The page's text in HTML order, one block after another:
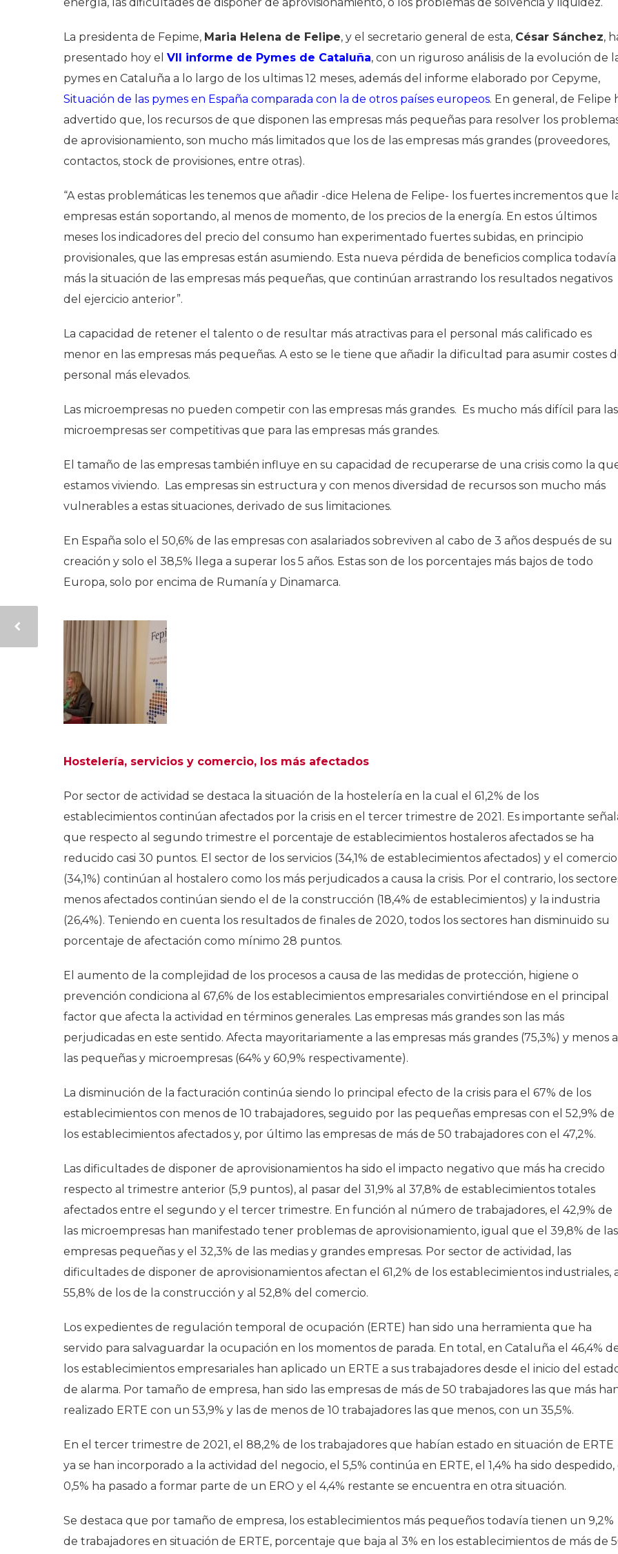
La presidenta de Fepime, Maria Helena de Felipe, y el secretario general de esta, César Sánchez,
presentado hoy el VII informe de Pymes de Cataluña, con un riguroso análisis de la evolución de
pymes en Cataluña a lo largo de los ultimas 12 meses, además del informe elaborado por Cepyme,
Situación de las pymes en España comparada con la de otros países europeos. En general, de Felipe
advertido que, los recursos de que disponen las empresas más pequeñas para resolver los
de aprovisionamiento, son mucho más limitados que los de las empresas más grandes (proveedores,
contactos, stock de provisiones, entre otras).
“A estas problemáticas les tenemos que añadir -dice Helena de Felipe- los fuertes incrementos que
empresas están soportando, al menos de momento, de los precios de la energía. En estos últimos
meses los indicadores del precio del consumo han experimentado fuertes subidas, en principio
provisionales, que las empresas están asumiendo. Esta nueva pérdida de beneficios complica todavía
más la situación de las empresas más pequeñas, que continúan arrastrando los resultados negativos
del ejercicio anterior”.
La capacidad de retener el talento o de resultar más atractivas para el personal más calificado es
menor en las empresas más pequeñas. A esto se le tiene que añadir la dificultad para asumir costes
personal más elevados.
Las microempresas no pueden competir con las empresas más grandes. Es mucho más difícil para las
microempresas ser competitivas que para las empresas más grandes.
El tamaño de las empresas también influye en su capacidad de recuperarse de una crisis como la
estamos viviendo. Las empresas sin estructura y con menos diversidad de recursos son mucho más
vulnerables a estas situaciones, derivado de sus limitaciones.
En España solo el 50,6% de las empresas con asalariados sobreviven al cabo de 3 años después de su
creación y solo el 38,5% llega a superar los 5 años. Estas son de los porcentajes más bajos de todo
Europa, solo por encima de Rumanía y Dinamarca.
Hostelería, servicios y comercio, los más afectados
Por sector de actividad se destaca la situación de la hostelería en la cual el 61,2% de los
establecimientos continúan afectados por la crisis en el tercer trimestre de 2021. Es importante
que respecto al segundo trimestre el porcentaje de establecimientos hostaleros afectados se ha
reducido casi 30 puntos. El sector de los servicios (34,1% de establecimientos afectados) y el comercio
(34,1%) continúan al hostalero como los más perjudicados a causa la crisis. Por el contrario, los
menos afectados continúan siendo el de la construcción (18,4% de establecimientos) y la industria
(26,4%). Teniendo en cuenta los resultados de finales de 2020, todos los sectores han disminuido su
porcentaje de afectación como mínimo 28 puntos.
El aumento de la complejidad de los procesos a causa de las medidas de protección, higiene o
prevención condiciona al 67,6% de los establecimientos empresariales convirtiéndose en el principal
factor que afecta la actividad en términos generales. Las empresas más grandes son las más
perjudicadas en este sentido. Afecta mayoritariamente a las empresas más grandes (75,3%) y menos a
las pequeñas y microempresas (64% y 60,9% respectivamente).
La disminución de la facturación continúa siendo lo principal efecto de la crisis para el 67% de los
establecimientos con menos de 10 trabajadores, seguido por las pequeñas empresas con el 52,9% de
los establecimientos afectados y, por último las empresas de más de 50 trabajadores con el 47,2%.
Las dificultades de disponer de aprovisionamientos ha sido el impacto negativo que más ha crecido
respecto al trimestre anterior (5,9 puntos), al pasar del 31,9% al 37,8% de establecimientos totales
afectados entre el segundo y el tercer trimestre. En función al número de trabajadores, el 42,9% de
las microempresas han manifestado tener problemas de aprovisionamiento, igual que el 39,8% de las
empresas pequeñas y el 32,3% de las medias y grandes empresas. Por sector de actividad, las
dificultades de disponer de aprovisionamientos afectan el 61,2% de los establecimientos industriales,
55,8% de los de la construcción y al 52,8% del comercio.
Los expedientes de regulación temporal de ocupación (ERTE) han sido una herramienta que ha
servido para salvaguardar la ocupación en los momentos de parada. En total, en Cataluña el 46,4%
los establecimientos empresariales han aplicado un ERTE a sus trabajadores desde el inicio del
de alarma. Por tamaño de empresa, han sido las empresas de más de 50 trabajadores las que más
realizado ERTE con un 53,9% y las de menos de 10 trabajadores las que menos, con un 35,5%.
En el tercer trimestre de 2021, el 88,2% de los trabajadores que habían estado en situación de ERTE
ya se han incorporado a la actividad del negocio, el 5,5% continúa en ERTE, el 1,4% ha sido despedido,
0,5% ha pasado a formar parte de un ERO y el 4,4% restante se encuentra en otra situación.
Se destaca que por tamaño de empresa, los establecimientos más pequeños todavía tienen un 9,2%
de trabajadores en situación de ERTE, porcentaje que baja al 3% en los establecimientos de más de